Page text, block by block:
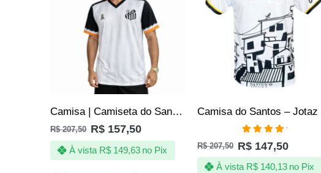
Camisa | Camiseta do Santos – A Energia da Vila Nunca Falha – Oficial
R$207,50 R$ 157,50
À vista R$149,63 no Pix
Avaliação
5.00de 5
R$207,50 R$ 147,50
À vista R$140,13 no Pix